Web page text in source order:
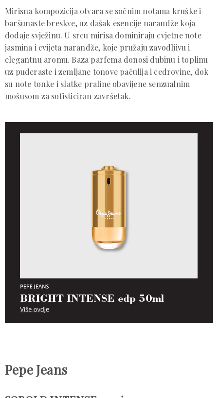
Mirisna kompozicija otvara se sočnim notama kruške i
baršunaste breskve, uz dašak esencije narandže koja
dodaje svježinu. U srcu mirisa dominiraju cvjetne note
jasmina i cvijeta narandže, koje pružaju zavodljivu i
elegantnu aromu. Baza parfema donosi dubinu i toplinu
uz puderaste i zemljane tonove pačulija i cedrovine, dok
su note tonke i slatke praline obavijene senzualnim
mošusom za sofisticiran završetak.
Pepe Jeans